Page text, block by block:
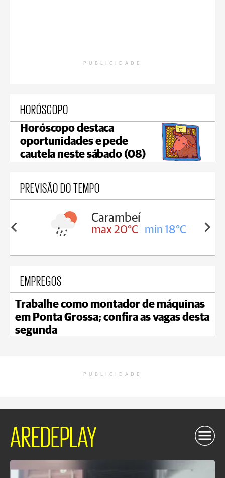
PUBLICIDADE
HORÓSCOPO
Horóscopo destaca
oportunidades e pede
cautela neste sábado (08)
PREVISÃO DO TEMPO
18°C
Carambeí
max 20°C min 18°C
EMPREGOS
Trabalhe como montador de máquinas
em Ponta Grossa; confira as vagas desta
segunda
PUBLICIDADE
AREDEPLAY